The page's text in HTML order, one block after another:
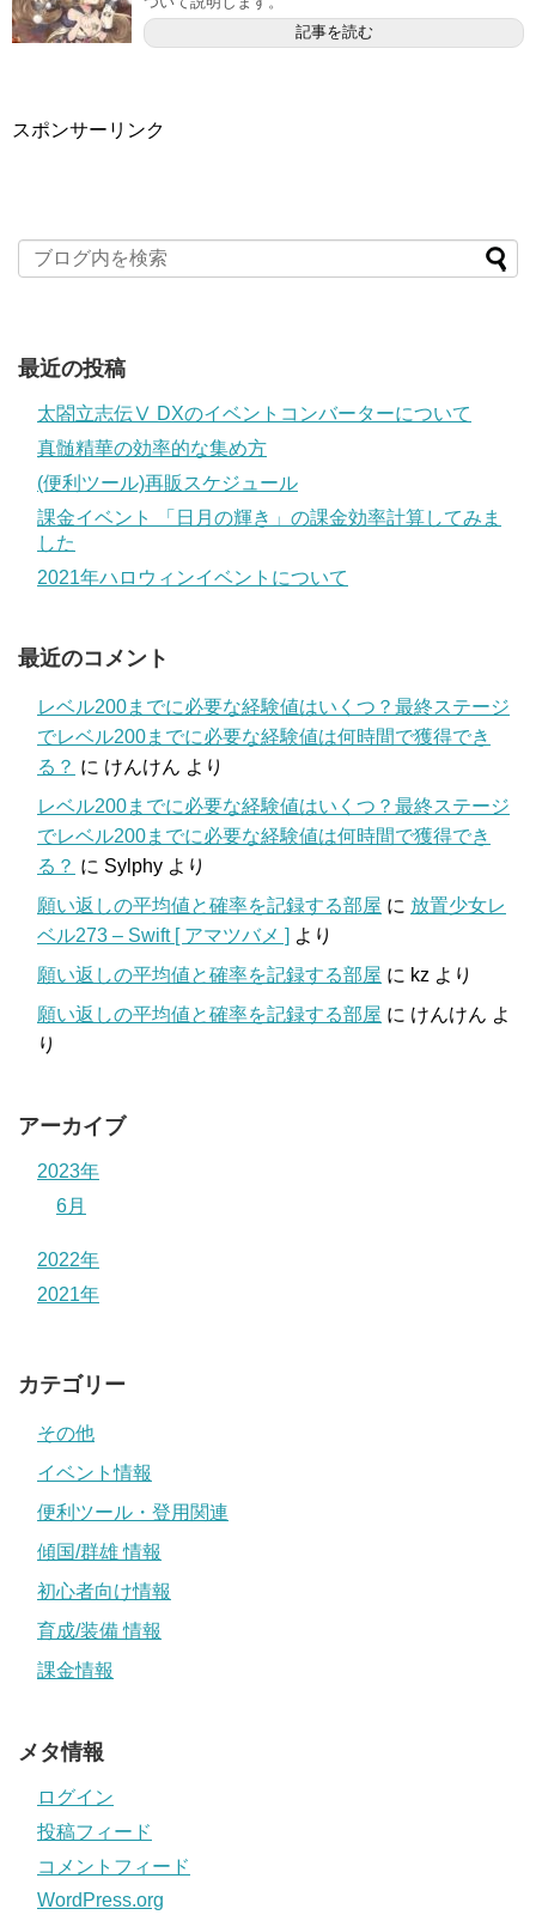
記事を読む
スポンサーリンク
最近の投稿
太閤立志伝Ⅴ DXのイベントコンバーターについて
真髄精華の効率的な集め方
(便利ツール)再販スケジュール
課金イベント 「日月の輝き」の課金効率計算してみま
した
2021年ハロウィンイベントについて
最近のコメント
レベル200までに必要な経験値はいくつ？最終ステージ
でレベル200までに必要な経験値は何時間で獲得でき
る？ に けんけん より
レベル200までに必要な経験値はいくつ？最終ステージ
でレベル200までに必要な経験値は何時間で獲得でき
る？ に Sylphy より
願い返しの平均値と確率を記録する部屋 に 放置少女レ
ベル273 – Swift [ アマツバメ ] より
願い返しの平均値と確率を記録する部屋 に kz より
願い返しの平均値と確率を記録する部屋 に けんけん よ
り
アーカイブ
2023年
6月
2022年
2021年
カテゴリー
その他
イベント情報
便利ツール・登用関連
傾国/群雄 情報
初心者向け情報
育成/装備 情報
課金情報
メタ情報
ログイン
投稿フィード
コメントフィード
WordPress.org